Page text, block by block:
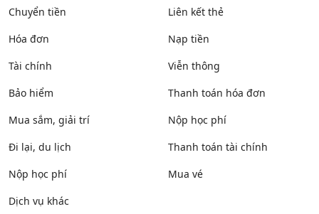
Chuyển tiền
Hóa đơn
Tài chính
Bảo hiểm
Mua sắm, giải trí
Đi lại, du lịch
Nộp học phí
Dịch vụ khác
Liên kết thẻ
Nạp tiền
Viễn thông
Thanh toán hóa đơn
Nộp học phí
Thanh toán tài chính
Mua vé